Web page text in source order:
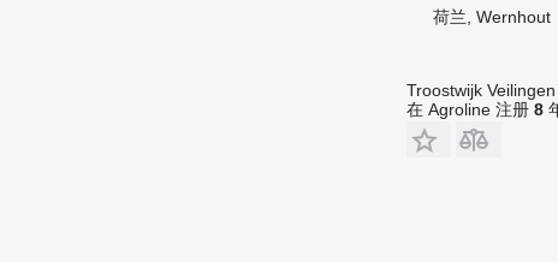
荷兰, Wernhout
Troostwijk Veilingen
在 Agroline 注册 8